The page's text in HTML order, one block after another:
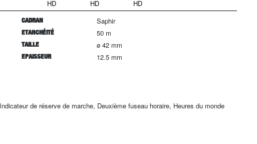
HD HD HD
CADRAN Saphir
ETANCHÉITÉ 50 m
TAILLE ø 42 mm
EPAISSEUR 12.5 mm
de réserve de marche, Deuxième fuseau horaire, Heures du monde